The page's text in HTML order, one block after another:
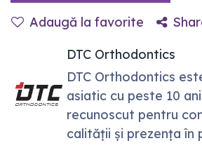
Adaugă la favorite
DTC Orthodontics
DTC Orthodontics
asiatic cu peste 10
recunoscut pentru
calității și prezența în